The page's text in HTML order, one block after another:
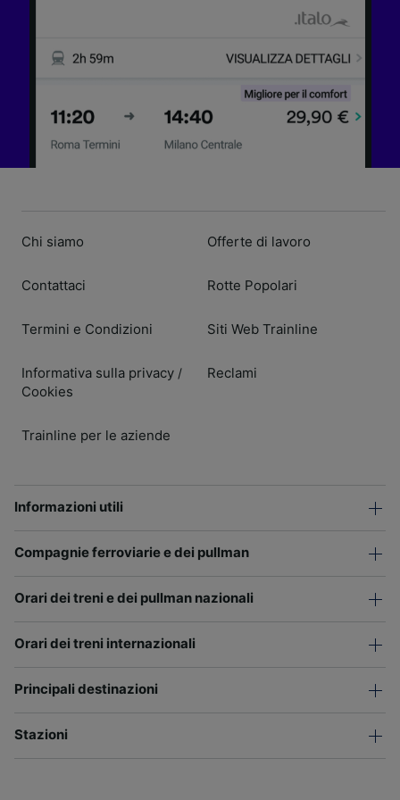
Chi siamo
Contattaci
Termini e Condizioni
Informativa sulla privacy /
Cookies
Trainline per le aziende
Offerte di lavoro
Rotte Popolari
Siti Web Trainline
Reclami
Informazioni utili
Compagnie ferroviarie e dei pullman
Orari dei treni e dei pullman nazionali
Orari dei treni internazionali
Principali destinazioni
Stazioni